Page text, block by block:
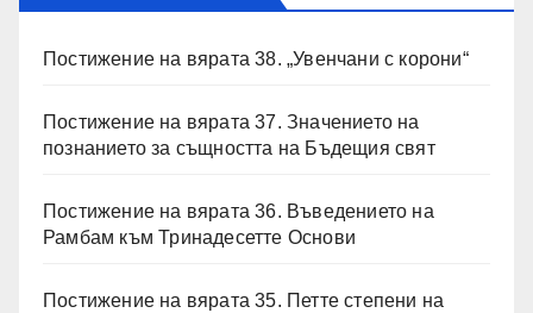
Постижение на вярата 38. „Увенчани с корони“
Постижение на вярата 37. Значението на
познанието за същността на Бъдещия свят
Постижение на вярата 36. Въведението на
Рамбам към Тринадесетте Основи
Постижение на вярата 35. Петте степени на